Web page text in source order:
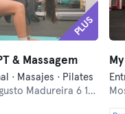
PLUS
& Massagem
· Masajes · Pilates
Madureira 6 1o Esq